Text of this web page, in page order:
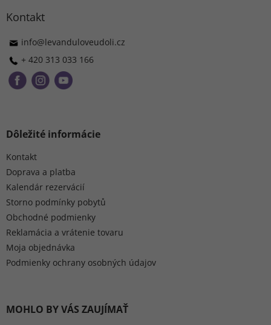
Kontakt
info@levanduloveudoli.cz
+ 420 313 033 166
Dôležité informácie
Kontakt
Doprava a platba
Kalendár rezervácií
Storno podmínky pobytů
Obchodné podmienky
Reklamácia a vrátenie tovaru
Moja objednávka
Podmienky ochrany osobných údajov
MOHLO BY VÁS ZAUJÍMAŤ